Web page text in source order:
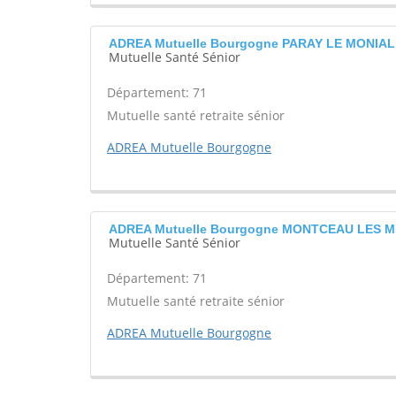
ADREA Mutuelle Bourgogne PARAY LE MONIAL
Mutuelle Santé Sénior
Département: 71
Mutuelle santé retraite sénior
ADREA Mutuelle Bourgogne
ADREA Mutuelle Bourgogne MONTCEAU LES
Mutuelle Santé Sénior
Département: 71
Mutuelle santé retraite sénior
ADREA Mutuelle Bourgogne